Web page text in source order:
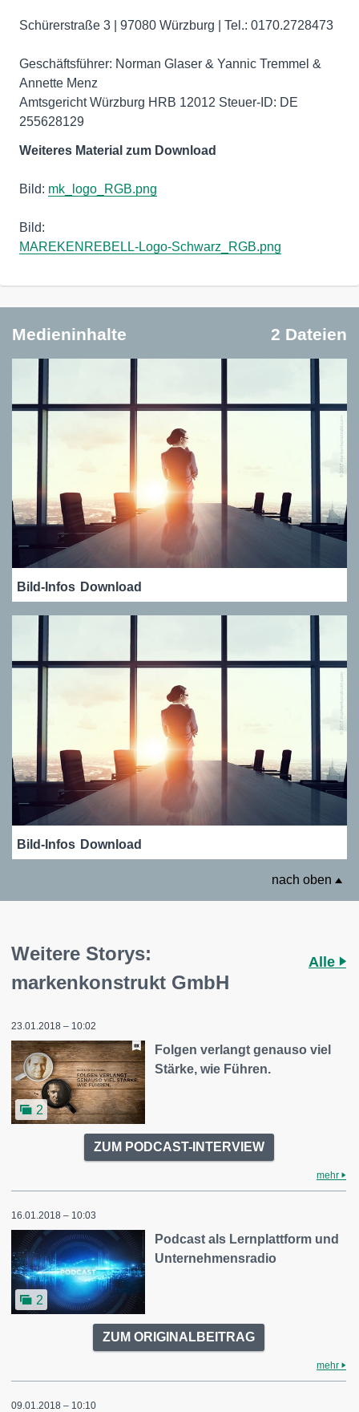
Schürerstraße 3 | 97080 Würzburg | Tel.: 0170.2728473
Geschäftsführer: Norman Glaser & Yannic Tremmel &
Annette Menz
Amtsgericht Würzburg HRB 12012 Steuer-ID: DE
255628129
Weiteres Material zum Download
Bild: mk_logo_RGB.png
MAREKENREBELL-Logo-Schwarz_RGB.png
Medieninhalte 2 Dateien
Bild-Infos Download
Bild-Infos Download
nach oben
Weitere Storys:
markenkonstrukt GmbH
Alle
23.01.2018 – 10:02
2
Folgen verlangt genauso viel
Stärke, wie Führen.
ZUM PODCAST-INTERVIEW
mehr
16.01.2018 – 10:03
2
Podcast als Lernplattform und
Unternehmensradio
ZUM ORIGINALBEITRAG
mehr
09.01.2018 – 10:10